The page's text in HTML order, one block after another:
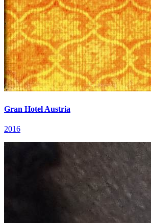
Gran Hotel Austria
2016